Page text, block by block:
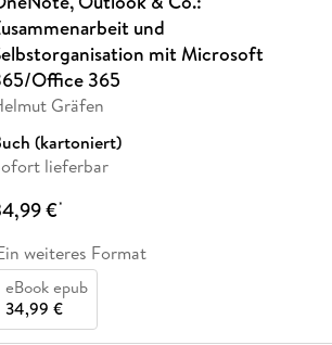
und
mit Microsoft
Office 365
Gräfen
(kartoniert)
lieferbar
€*
weiteres Format
eBook epub
34,99 €